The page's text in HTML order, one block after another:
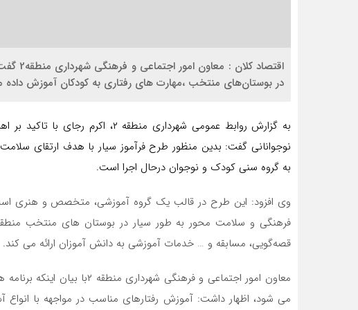
در بوستان‌های منتخب ،مهارت های رفتاری به کودکان آموزش
به گزارش روابط عمومی شهرداری
نوجوانانی گفت: بدین منظور طرح فرآموز سیار با هدف ارتقای
به گروه سنی کودک و نوجوان درحال اجرا است.
وی افزود: این طرح در قالب یک گروه آموزشی، متخصص و هنری
فرهنگی و سلامت محور به طور سیار در بوستان های منتخب منطقه
قصه‌گویی، مسابقه و … خدمات آموزشی به دانش آموزان ارائه می کند.
معاون امور اجتماعی و فرهنگی
می شود، اظهار داشت: آموزش رفتارهای مناسب در مواجهه با